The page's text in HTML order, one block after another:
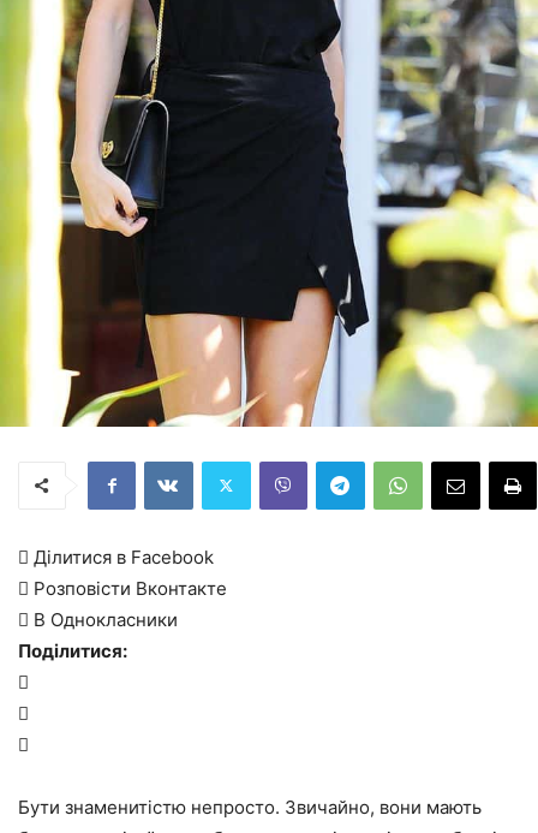
 Ділитися в Facebook
 Розповісти Вконтакте
 В Однокласники
Поділитися:



Бути знаменитістю непросто. Звичайно, вони мають